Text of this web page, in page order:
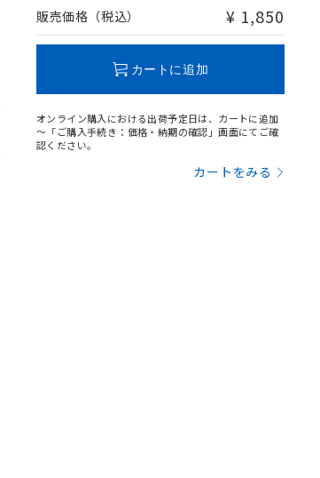
販売価格（税込） ¥ 1,850
カートに追加
オンライン購入における出荷予定日は、カートに追加
～「ご購入手続き：価格・納期の確認」画面にてご確
認ください。
カートをみる